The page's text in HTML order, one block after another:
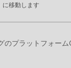
移動します
のプラットフォー